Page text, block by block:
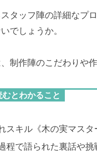
タッフ陣の詳細なプ
でしょうか。
制作陣のこだわりや
とわかること
スキル《木の実マス
程で語られた裏話や挑